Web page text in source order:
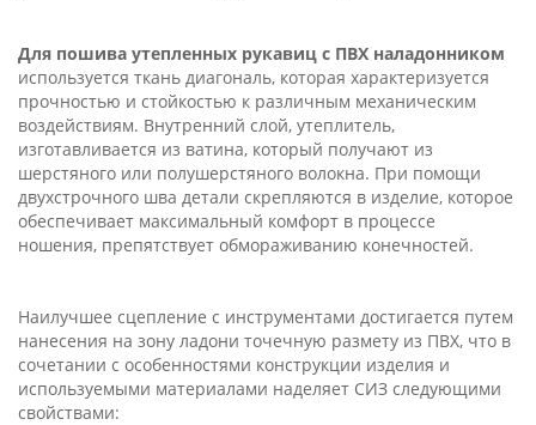
Для пошива утепленных рукавиц с ПВХ наладонником
используется ткань диагональ, которая характеризуется
прочностью и стойкостью к различным механическим
воздействиям. Внутренний слой, утеплитель,
изготавливается из ватина, который получают из
шерстяного или полушерстяного волокна. При помощи
двухстрочного шва детали скрепляются в изделие, которое
обеспечивает максимальный комфорт в процессе
ношения, препятствует обмораживанию конечностей.
Наилучшее сцепление с инструментами достигается путем
нанесения на зону ладони точечную размету из ПВХ, что в
сочетании с особенностями конструкции изделия и
используемыми материалами наделяет СИЗ следующими
свойствами: